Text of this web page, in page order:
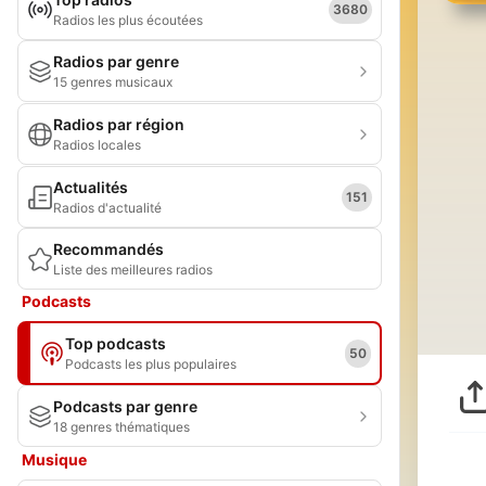
Radios les plus écoutées
3680
Radios par genre
15 genres musicaux
Radios par région
Radios locales
Actualités
Radios d'actualité
151
Recommandés
Liste des meilleures radios
Podcasts
Top podcasts
Podcasts les plus populaires
50
Podcasts par genre
18 genres thématiques
Musique